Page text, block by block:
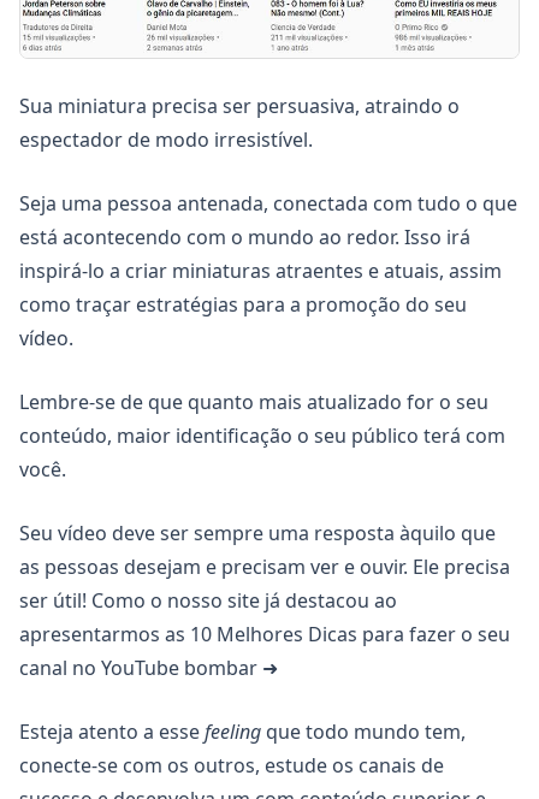
Sua miniatura precisa ser persuasiva, atraindo o
espectador de modo irresistível.
Seja uma pessoa antenada, conectada com tudo o que
está acontecendo com o mundo ao redor. Isso irá
inspirá-lo a criar miniaturas atraentes e atuais, assim
como traçar estratégias para a promoção do seu
vídeo.
Lembre-se de que quanto mais atualizado for o seu
conteúdo, maior identificação o seu público terá com
você.
Seu vídeo deve ser sempre uma resposta àquilo que
as pessoas desejam e precisam ver e ouvir. Ele precisa
ser útil! Como o nosso site já destacou ao
apresentarmos as 10 Melhores Dicas para fazer o seu
canal no YouTube bombar ➜
Esteja atento a essefeeling que todo mundo tem,
conecte-se com os outros, estude os canais de